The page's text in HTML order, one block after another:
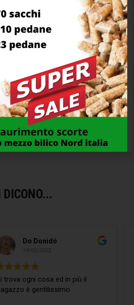
PORTASAPONE APPOGGIO
CM 15×10 ELIPLAST
4,00
Do Donidó
19/02/2022
trova ogni cosa ed in più il
è gentilissimo